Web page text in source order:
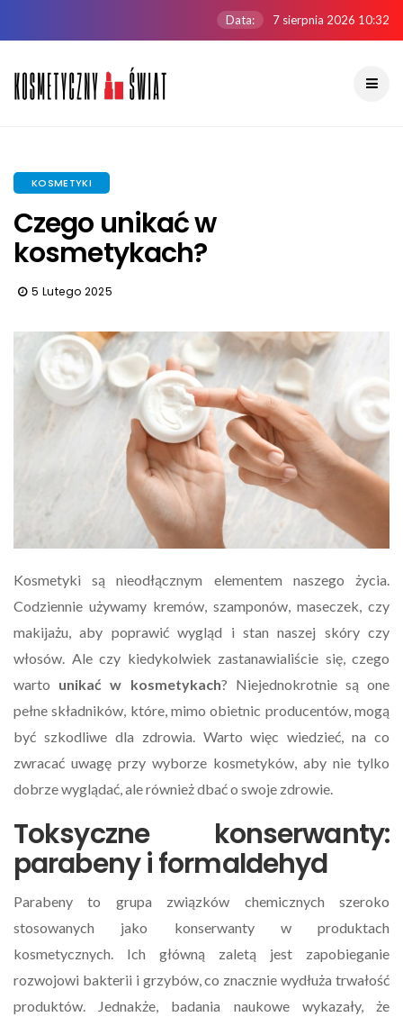
Data: 7 sierpnia 2026 10:32
KOSMETYKI
Czego unikać w
kosmetykach?
5 Lutego 2025
Kosmetyki są nieodłącznym elementem naszego życia.
Codziennie używamy kremów, szamponów, maseczek, czy
makijażu, aby poprawić wygląd i stan naszej skóry czy
włosów. Ale czy kiedykolwiek zastanawialiście się, czego
warto unikać w kosmetykach? Niejednokrotnie są one
pełne składników, które, mimo obietnic producentów, mogą
być szkodliwe dla zdrowia. Warto więc wiedzieć, na co
zwracać uwagę przy wyborze kosmetyków, aby nie tylko
dobrze wyglądać, ale również dbać o swoje zdrowie.
Toksyczne konserwanty:
parabeny i formaldehyd
Parabeny to grupa związków chemicznych szeroko
stosowanych jako konserwanty w produktach
kosmetycznych. Ich główną zaletą jest zapobieganie
rozwojowi bakterii i grzybów, co znacznie wydłuża trwałość
produktów. Jednakże, badania naukowe wykazały, że